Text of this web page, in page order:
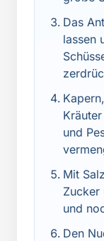
Das
lassen
und
Mit
Zucker
und
Den